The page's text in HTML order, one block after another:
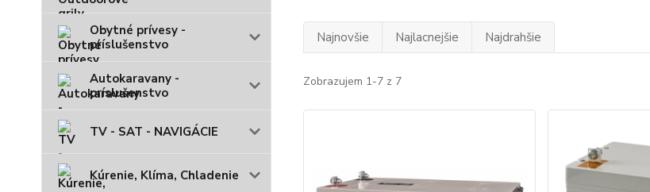
Obytné prívesy -
príslušenstvo
Autokaravany -
príslušenstvo
TV - SAT - NAVIGÁCIE
Kúrenie, Klíma, Chladenie
Najnovšie Najlacnejšie Najdrahšie
Zobrazujem 1-7 z 7